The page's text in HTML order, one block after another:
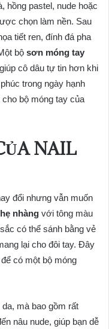
hồng pastel, nude hoặc
chọn làm nền. Sau
tiết ren, đính đá pha
bộ sơn móng tay
cô dâu tự tin hơn khi
trong ngày hạnh
bộ móng tay của
NAIL
đổi nhưng vẫn muốn
nhàng với tông màu
có thể sánh bằng vẻ
lại cho đôi tay. Đây
có một bộ móng
mà bao gồm rất
nâu nude, giúp bạn dễ